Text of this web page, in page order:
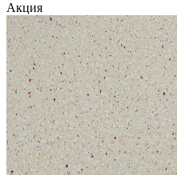
Акция